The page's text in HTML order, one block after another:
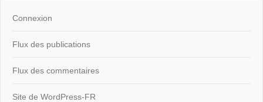
Connexion
Flux des publications
Flux des commentaires
Site de WordPress-FR